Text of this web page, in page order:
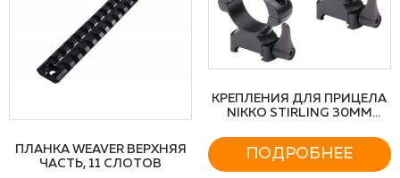
ПЛАНКА WEAVER ВЕРХНЯЯ
ЧАСТЬ, 11 СЛОТОВ
КРЕПЛЕНИЯ ДЛЯ ПРИЦЕЛА
NIKKO STIRLING 30MM
ПОДРОБНЕЕ